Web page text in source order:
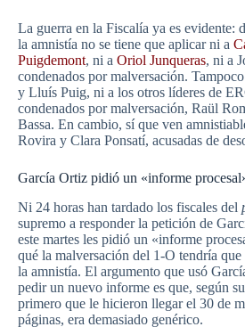
La guerra en la Fiscalía ya es evidente:
la amnistía no se tiene que aplicar ni a
Puigdemont, ni a Oriol Junqueras, ni a
condenados por malversación.
y Lluís Puig, ni a los otros líderes de
condenados por malversación, Raül
Bassa. En cambio, sí que ven
Rovira y Clara Ponsatí, acusadas de
García Ortiz pidió un «informe
Ni 24 horas han tardado los fiscales del
supremo a responder la petición de
este martes les pidió un «informe
qué la malversación del 1-O tendría que
la amnistía. El argumento que usó
pedir un nuevo informe es que, según
primero que le hicieron llegar el 30 de
páginas, era demasiado genérico.